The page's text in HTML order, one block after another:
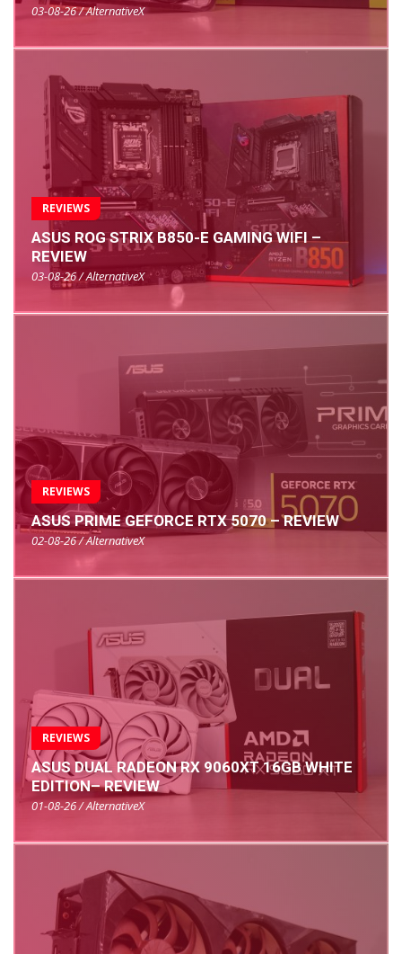
03-08-26 / AlternativeX
REVIEWS
ASUS ROG STRIX B850-E GAMING WIFI –
REVIEW
03-08-26 / AlternativeX
REVIEWS
ASUS PRIME GEFORCE RTX 5070 – REVIEW
02-08-26 / AlternativeX
REVIEWS
ASUS DUAL RADEON RX 9060XT 16GB WHITE
EDITION– REVIEW
01-08-26 / AlternativeX